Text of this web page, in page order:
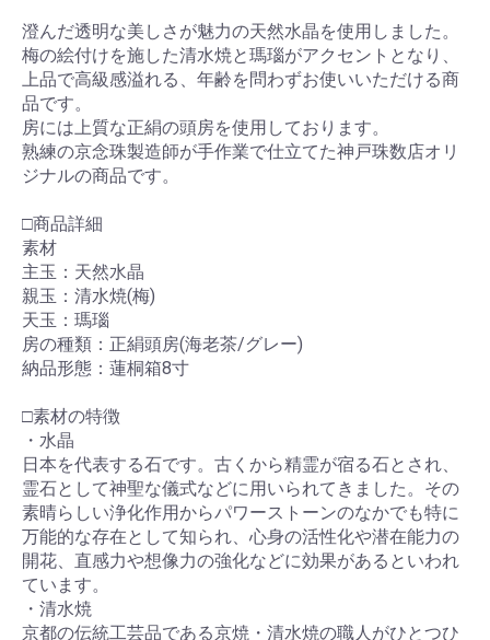
澄んだ透明な美しさが魅力の天然水晶を使用しました。
梅の絵付けを施した清水焼と瑪瑙がアクセントとなり、
上品で高級感溢れる、年齢を問わずお使いいただける商
品です。
房には上質な正絹の頭房を使用しております。
熟練の京念珠製造師が手作業で仕立てた神戸珠数店オリ
ジナルの商品です。
□商品詳細
素材
主玉：天然水晶
親玉：清水焼(梅)
天玉：瑪瑙
房の種類：正絹頭房(海老茶/グレー)
納品形態：蓮桐箱8寸
□素材の特徴
・水晶
日本を代表する石です。古くから精霊が宿る石とされ、
霊石として神聖な儀式などに用いられてきました。その
素晴らしい浄化作用からパワーストーンのなかでも特に
万能的な存在として知られ、心身の活性化や潜在能力の
開花、直感力や想像力の強化などに効果があるといわれ
ています。
・清水焼
京都の伝統工芸品である京焼・清水焼の職人がひとつひ